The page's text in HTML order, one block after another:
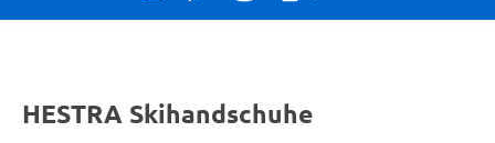
HESTRA Skihandschuhe